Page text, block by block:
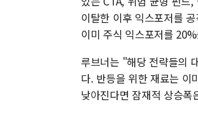
이탈한 이후 익스포저를
이미 주식 익스포저를
루브너는 "해당 전략들의
다. 반등을 위한 재료는 이
낮아진다면 잠재적 상승